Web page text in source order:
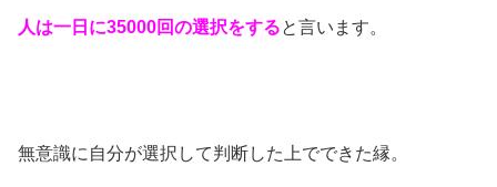
人は一日に35000回の選択をすると言います。
無意識に自分が選択して判断した上でできた縁。